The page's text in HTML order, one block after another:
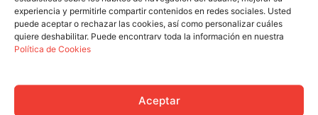
experiencia y permitirle compartir contenidos en redes sociales. Usted
puede aceptar o rechazar las cookies, así como personalizar cuáles
quiere deshabilitar. Puede encontrarv toda la información en nuestra
Política de Cookies
Aceptar